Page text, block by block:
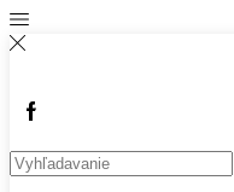
Facebook
Search
input